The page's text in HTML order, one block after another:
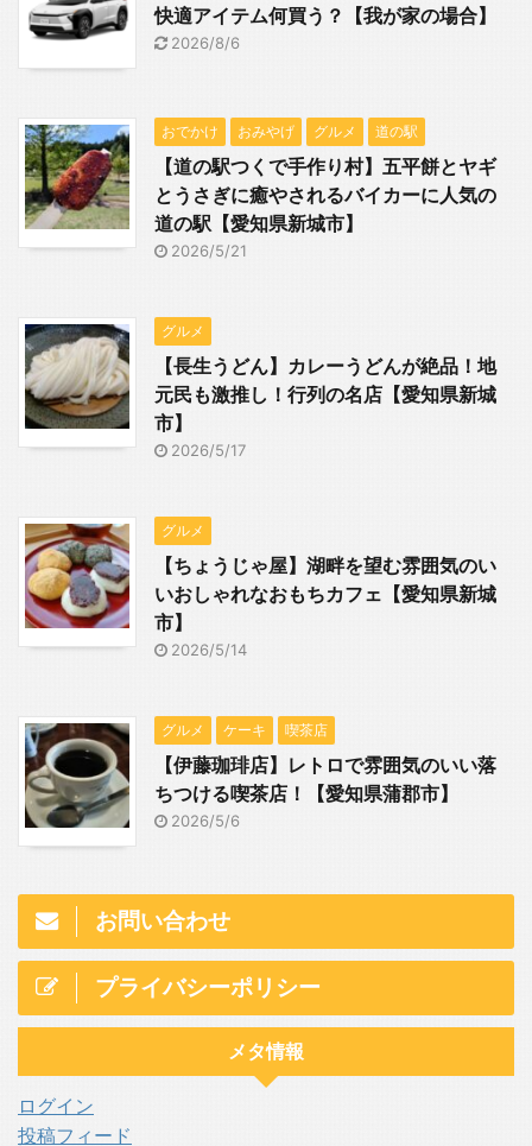
快適アイテム何買う？【我が家の場合】
2026/8/6
おでかけ おみやげ グルメ 道の駅
【道の駅つくで手作り村】五平餅とヤギ
とうさぎに癒やされるバイカーに人気の
道の駅【愛知県新城市】
2026/5/21
グルメ
【長生うどん】カレーうどんが絶品！地
元民も激推し！行列の名店【愛知県新城
市】
2026/5/17
グルメ
【ちょうじゃ屋】湖畔を望む雰囲気のい
いおしゃれなおもちカフェ【愛知県新城
市】
2026/5/14
グルメ ケーキ 喫茶店
【伊藤珈琲店】レトロで雰囲気のいい落
ちつける喫茶店！【愛知県蒲郡市】
2026/5/6
お問い合わせ
プライバシーポリシー
メタ情報
ログイン
投稿フィード